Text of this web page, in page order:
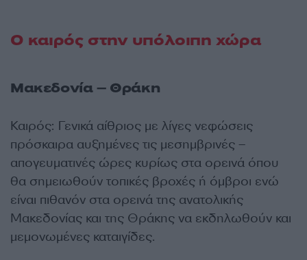
Ο καιρός στην υπόλοιπη χώρα
Μακεδονία – Θράκη
Καιρός: Γενικά αίθριος με λίγες νεφώσεις
πρόσκαιρα αυξημένες τις μεσημβρινές –
απογευματινές ώρες κυρίως στα ορεινά όπου
θα σημειωθούν τοπικές βροχές ή όμβροι ενώ
είναι πιθανόν στα ορεινά της ανατολικής
Μακεδονίας και της Θράκης να εκδηλωθούν και
μεμονωμένες καταιγίδες.